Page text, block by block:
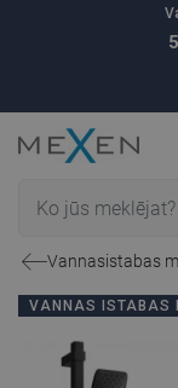
5
Vannasistabas
VANNAS ISTABAS